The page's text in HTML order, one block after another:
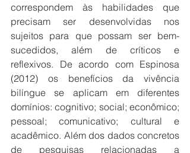
correspondem às habilidades que
precisam ser desenvolvidas nos
sujeitos para que possam ser bem-
sucedidos, além de críticos e
reflexivos. De acordo com Espinosa
(2012) os benefícios da vivência
bilíngue se aplicam em diferentes
domínios: cognitivo; social; econômico;
pessoal; comunicativo; cultural e
acadêmico. Além dos dados concretos
de pesquisas relacionadas a